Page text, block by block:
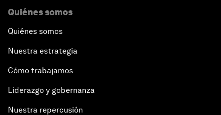
Quiénes somos
Quiénes somos
Nuestra estrategia
Cómo trabajamos
Liderazgo y gobernanza
Nuestra repercusión